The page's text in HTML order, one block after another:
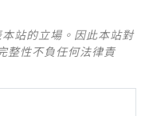
站的立場。因此本站對
整性不負任何法律責